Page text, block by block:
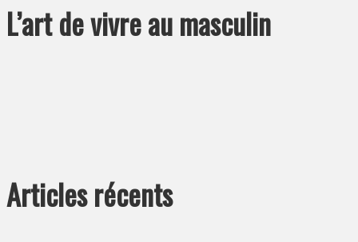
L’art de vivre au masculin
Articles récents